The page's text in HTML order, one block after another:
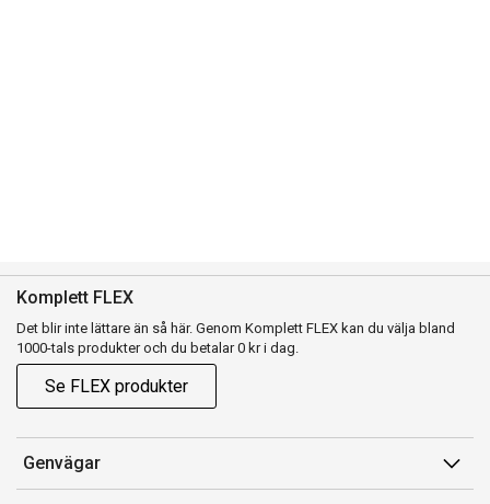
Komplett FLEX
Det blir inte lättare än så här. Genom Komplett FLEX kan du välja bland
1000-tals produkter och du betalar 0 kr i dag.
Se FLEX produkter
Genvägar